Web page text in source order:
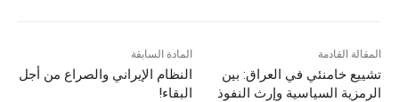
المادة السابقة
النظام الإيراني والصراع من أجل
البقاء!
المقالة القادمة
تشييع خامنئي في العراق: بين
الرمزية السياسية وإرث النفوذ